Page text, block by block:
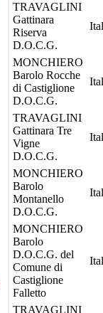
TRAVAGLINI
Gattinara
Riserva
D.O.C.G.
MONCHIERO
Barolo Rocche
di Castiglione
D.O.C.G.
TRAVAGLINI
Gattinara Tre
Vigne
D.O.C.G.
MONCHIERO
Barolo
Montanello
D.O.C.G.
MONCHIERO
Barolo
D.O.C.G. del
Comune di
Castiglione
Falletto
TRAVAGLINI